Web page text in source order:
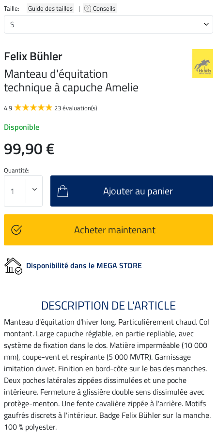
Taille: | Guide des tailles | Conseils
Felix Bühler
Manteau d'équitation
technique à capuche Amelie
4.9 23 évaluation(s)
Disponible
99,90 €
Quantité:
Ajouter au panier
Acheter maintenant
Disponibilité dans le MEGA STORE
DESCRIPTION DE L'ARTICLE
Manteau d'équitation d'hiver long. Particulièrement chaud. Col
montant. Large capuche réglable, en partie repliable, avec
système de fixation dans le dos. Matière imperméable (10 000
mm), coupe-vent et respirante (5 000 MVTR). Garnissage
imitation duvet. Finition en bord-côte sur le bas des manches.
Deux poches latérales zippées dissimulées et une poche
intérieure. Fermeture à glissière double sens dissimulée avec
protège-menton. Une fente cavalière zippée à l'arrière. Motifs
gaufrés discrets à l'intérieur. Badge Felix Bühler sur la manche.
100 % polyester.